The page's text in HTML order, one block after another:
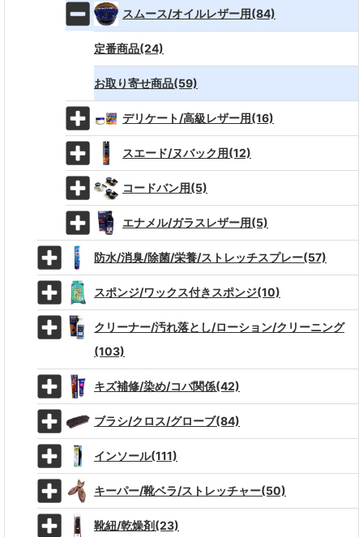
スムース/オイルレザー用(84)
定番商品(24)
お取り寄せ商品(59)
デリケート/高級レザー用(16)
スエード/ヌバック用(12)
コードバン用(5)
エナメル/ガラスレザー用(5)
防水/消臭/除菌/栄養/ストレッチスプレー(57)
スポンジ/ワックス付きスポンジ(10)
クリーナー/汚れ落とし/ローション/クリーニング
(103)
キズ補修/染め/コバ関係(42)
ブラシ/クロス/グローブ(84)
インソール(111)
キーパー/靴ベラ/ストレッチャー(50)
靴紐/乾燥剤(23)